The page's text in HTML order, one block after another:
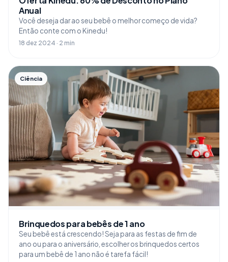
Anual
Você deseja dar ao seu bebê o melhor começo de vida?
Então conte com o Kinedu!
18 dez 2024 · 2 min
Ciência
Brinquedos para bebês de 1 ano
Seu bebê está crescendo! Seja para as festas de fim de
ano ou para o aniversário, escolher os brinquedos certos
para um bebê de 1 ano não é tarefa fácil!